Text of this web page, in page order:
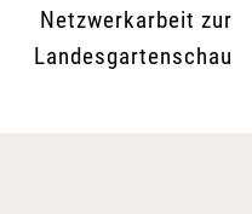
Netzwerkarbeit zur
Landesgartenschau